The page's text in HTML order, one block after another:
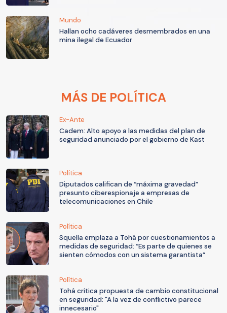
Mundo
Hallan ocho cadáveres desmembrados en una
mina ilegal de Ecuador
MÁS DE POLÍTICA
Ex-Ante
Cadem: Alto apoyo a las medidas del plan de
seguridad anunciado por el gobierno de Kast
Política
Diputados califican de “máxima gravedad”
presunto ciberespionaje a empresas de
telecomunicaciones en Chile
Política
Squella emplaza a Tohá por cuestionamientos a
medidas de seguridad: “Es parte de quienes se
sienten cómodos con un sistema garantista”
Política
Tohá critica propuesta de cambio constitucional
en seguridad: "A la vez de conflictivo parece
innecesario"